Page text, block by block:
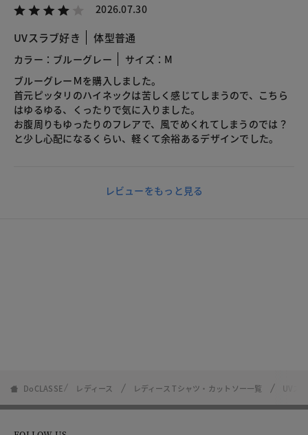
2026.07.30
UVスラブ好き 体型普通
カラー：ブルーグレー
サイズ：M
ブルーグレーＭを購入しました。
首元ピッタリのハイネックは苦しく感じてしまうので、こちら
はゆるゆる、くったりで気に入りました。
お腹周りもゆったりのフレアで、風でめくれてしまうのでは？
と少し心配になるくらい、軽くて余裕あるデザインでした。
レビューをもっと見る
DoCLASSE レディース レディース Tシャツ・カットソー一覧 UVス